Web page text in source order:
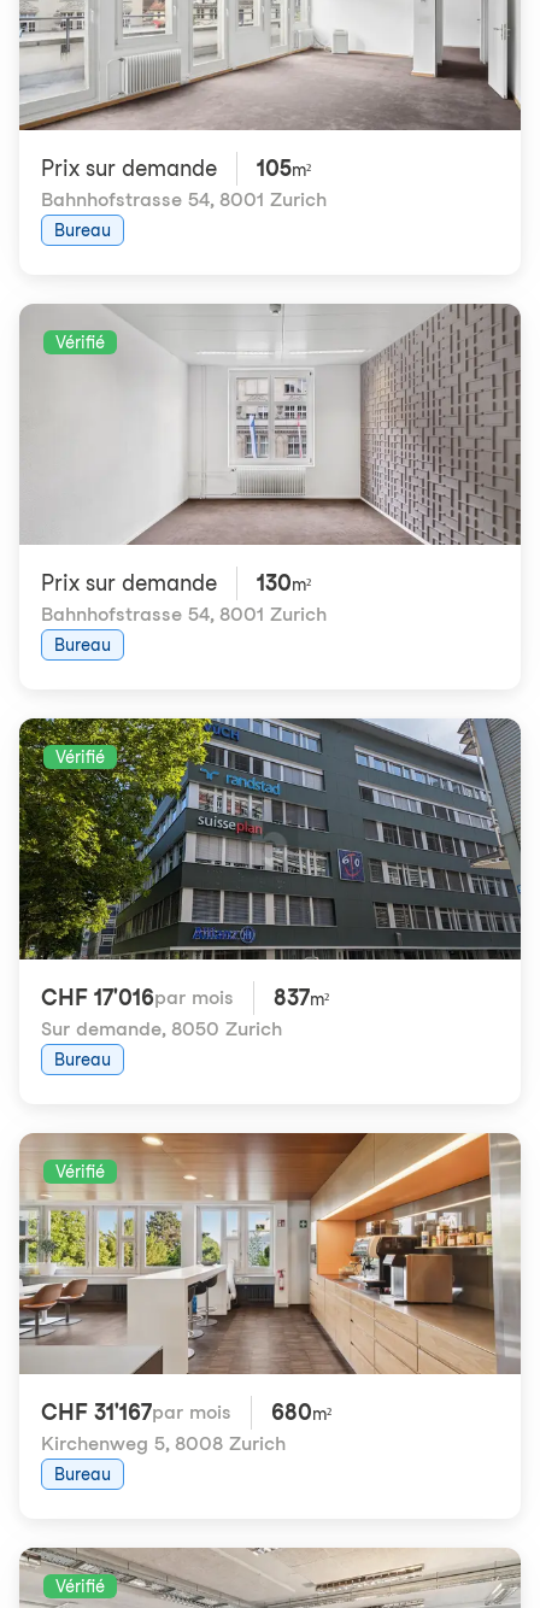
Prix ​​sur demande 105m²
Bahnhofstrasse 54, 8001 Zurich
Bureau
Vérifié
Prix ​​sur demande 130m²
Bahnhofstrasse 54, 8001 Zurich
Bureau
Vérifié
CHF 17'016par mois 837m²
Sur demande, 8050 Zurich
Bureau
Vérifié
CHF 31'167par mois 680m²
Kirchenweg 5, 8008 Zurich
Bureau
Vérifié